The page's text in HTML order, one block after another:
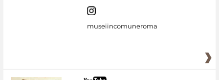
museiincomuneroma